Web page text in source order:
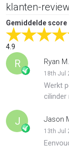
klanten-
Gemiddelde score
4.9
R Ryan M.
18th Jul
Werkt
cilinder
J Jason
13th Jul